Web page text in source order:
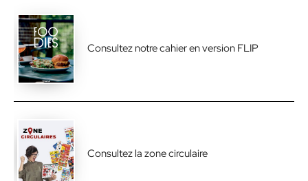
Consultez notre cahier en version FLIP
Consultez la zone circulaire